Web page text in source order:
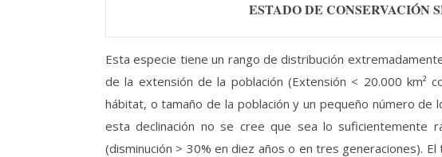
ESTADO DE
Esta especie tiene un rango de distribución
de la extensión de la población (Extensión < 20.000 km²
hábitat, o tamaño de la población y un pequeño número de
esta declinación no se cree que sea lo suficientemente
(disminución > 30% en diez años o en tres generaciones).